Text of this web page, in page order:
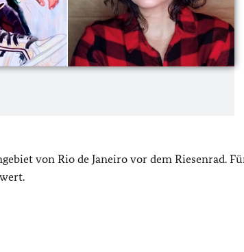
von Rio de Janeiro vor dem Riesenrad.